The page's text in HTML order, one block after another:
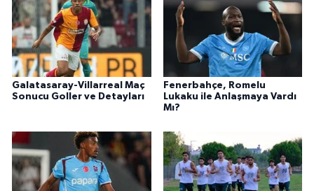
Galatasaray-Villarreal Maç
Sonucu Goller ve Detayları
Fenerbahçe, Romelu
Lukaku ile Anlaşmaya Vardı
Mı?